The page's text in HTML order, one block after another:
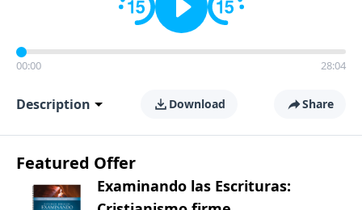
00:00 28:04
Description Download Share
Featured Offer
Examinando las Escrituras: